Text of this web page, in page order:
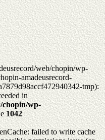
web/chopin/wp-
amadeusrecord-
tmp):
in
chopin/wp-
1042
failed to write cache